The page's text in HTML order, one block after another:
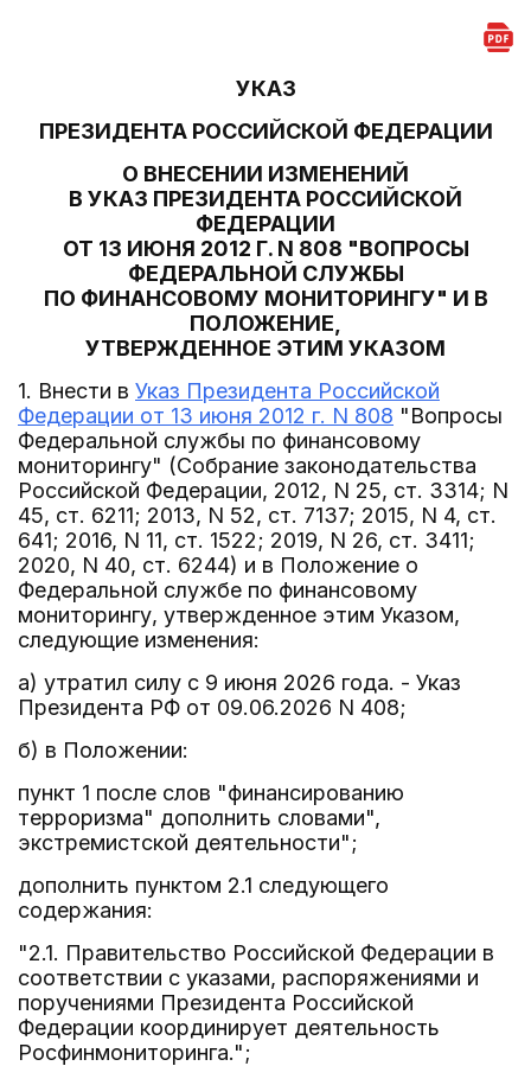
УКАЗ
ПРЕЗИДЕНТА РОССИЙСКОЙ ФЕДЕРАЦИИ
О ВНЕСЕНИИ ИЗМЕНЕНИЙ
В УКАЗ ПРЕЗИДЕНТА РОССИЙСКОЙ
ФЕДЕРАЦИИ
ОТ 13 ИЮНЯ 2012 Г. N 808 "ВОПРОСЫ
ФЕДЕРАЛЬНОЙ СЛУЖБЫ
ПО ФИНАНСОВОМУ МОНИТОРИНГУ" И В
ПОЛОЖЕНИЕ,
УТВЕРЖДЕННОЕ ЭТИМ УКАЗОМ
1. Внести в Указ Президента Российской
Федерации от 13 июня 2012 г. N 808 "Вопросы
Федеральной службы по финансовому
мониторингу" (Собрание законодательства
Российской Федерации, 2012, N 25, ст. 3314; N
45, ст. 6211; 2013, N 52, ст. 7137; 2015, N 4, ст.
641; 2016, N 11, ст. 1522; 2019, N 26, ст. 3411;
2020, N 40, ст. 6244) и в Положение о
Федеральной службе по финансовому
мониторингу, утвержденное этим Указом,
следующие изменения:
а) утратил силу с 9 июня 2026 года. - Указ
Президента РФ от 09.06.2026 N 408;
б) в Положении:
пункт 1 после слов "финансированию
терроризма" дополнить словами",
экстремистской деятельности";
дополнить пунктом 2.1 следующего
содержания:
"2.1. Правительство Российской Федерации в
соответствии с указами, распоряжениями и
поручениями Президента Российской
Федерации координирует деятельность
Росфинмониторинга.";